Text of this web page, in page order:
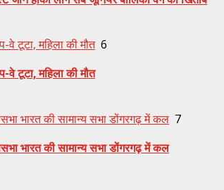
वे टूटा, महिला की मौत 6
वे टूटा, महिला की मौत
भारत की सामान्य सभा डोंगरगढ़ में कल 7
भारत की सामान्य सभा डोंगरगढ़ में कल